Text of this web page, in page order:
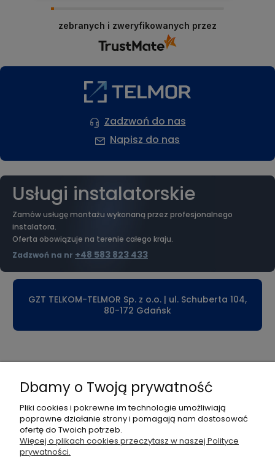
zebranych i zweryfikowanych przez
Zadzwoń do nas
Napisz do nas
Usługi instalatorskie
Zamów usługę montażu wykonaną przez profesjonalnego
instalatora.
Oferta obowiązuje na terenie całego kraju.
Zadzwoń na nr +48 583 823 433
GZT TELKOM-TELMOR Sp. z o.o. | ul. Schuberta 104,
80-172 Gdańsk
Informacje
Dbamy o Twoją prywatność
Pliki cookies i pokrewne im technologie umożliwiają
poprawne działanie strony i pomagają nam dostosować
ofertę do Twoich potrzeb.
Więcej o plikach cookies przeczytasz w naszej Polityce
prywatności.